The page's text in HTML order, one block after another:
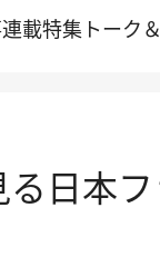
連載特集 トーク
日本